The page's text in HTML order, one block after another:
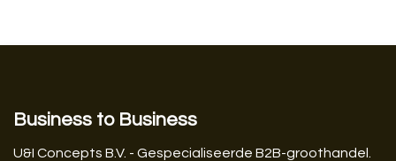
Business to Business
U&I Concepts B.V. - Gespecialiseerde B2B-groothandel.